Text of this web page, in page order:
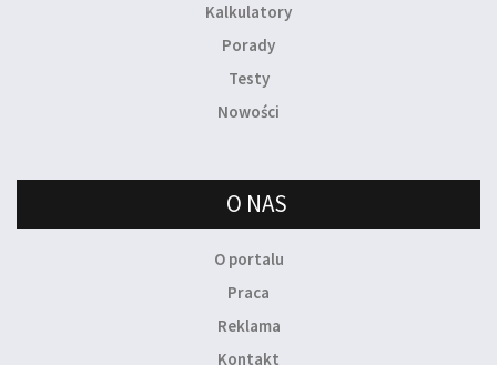
Kalkulatory
Porady
Testy
Nowości
O NAS
O portalu
Praca
Reklama
Kontakt